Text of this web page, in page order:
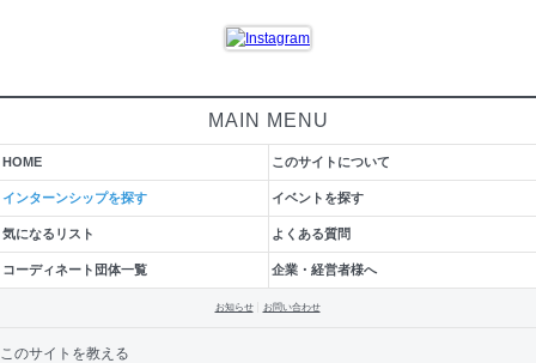
MAIN MENU
HOME このサイトについて
インターンシップを探す イベントを探す
気になるリスト よくある質問
コーディネート団体一覧 企業・経営者様へ
お知らせ お問い合わせ
このサイトを教える